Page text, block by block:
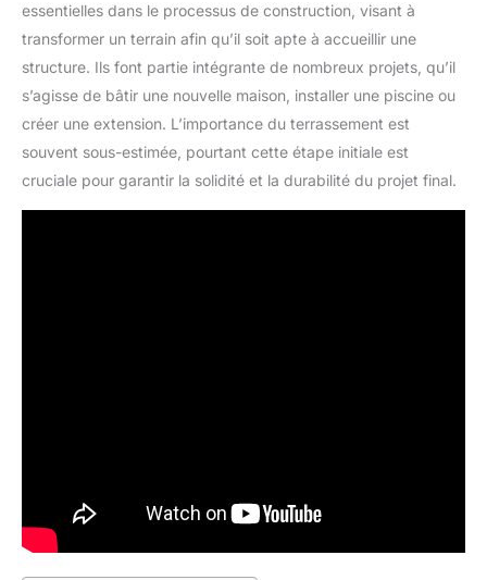
essentielles dans le processus de construction, visant à
transformer un terrain afin qu’il soit apte à accueillir une
structure. Ils font partie intégrante de nombreux projets, qu’il
s’agisse de bâtir une nouvelle maison, installer une piscine ou
créer une extension. L’importance du terrassement est
souvent sous-estimée, pourtant cette étape initiale est
cruciale pour garantir la solidité et la durabilité du projet final.